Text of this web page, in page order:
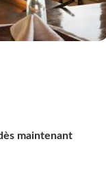
maintenant